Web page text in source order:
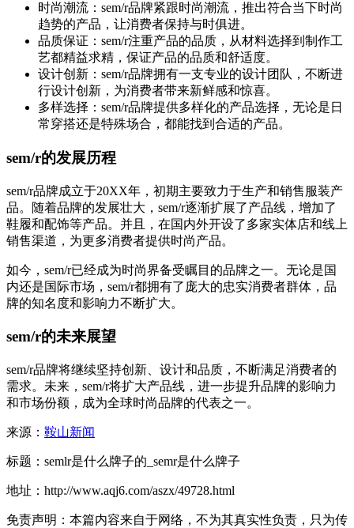
时尚潮流：sem/r品牌紧跟时尚潮流，推出符合当下时尚
趋势的产品，让消费者保持与时俱进。
品质保证：sem/r注重产品的品质，从材料选择到制作工
艺都精益求精，保证产品的品质和舒适度。
设计创新：sem/r品牌拥有一支专业的设计团队，不断进
行设计创新，为消费者带来新鲜感和惊喜。
多样选择：sem/r品牌提供多样化的产品选择，无论是日
常穿搭还是特殊场合，都能找到合适的产品。
sem/r的发展历程
sem/r品牌成立于20XX年，初期主要致力于生产和销售服装产
品。随着品牌的发展壮大，sem/r逐渐扩展了产品线，增加了
鞋履和配饰等产品。并且，在国内外开设了多家实体店和线上
销售渠道，为更多消费者提供时尚产品。
如今，sem/r已经成为时尚界备受瞩目的品牌之一。无论是国
内还是国际市场，sem/r都拥有了庞大的忠实消费者群体，品
牌的知名度和影响力不断扩大。
sem/r的未来展望
sem/r品牌将继续坚持创新、设计和品质，不断满足消费者的
需求。未来，sem/r将扩大产品线，进一步提升品牌的影响力
和市场份额，成为全球时尚品牌的代表之一。
来源： 鞍山新闻
标题：semlr是什么牌子的_semr是什么牌子
地址：http://www.aqj6.com/aszx/49728.html
免责声明：本篇内容来自于网络，不为其真实性负责，只为传